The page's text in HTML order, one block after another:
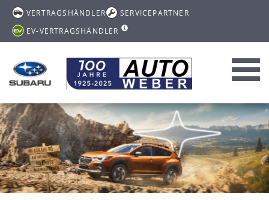
VERTRAGSHÄNDLER
SERVICEPARTNER
EV-VERTRAGSHÄNDLER